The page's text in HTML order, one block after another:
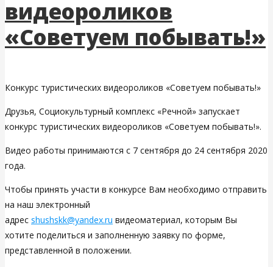
видеороликов
«Советуем побывать!»
Конкурс туристических видеороликов «Советуем побывать!»
Друзья, Социокультурный комплекс «Речной» запускает
конкурс туристических видеороликов «Советуем побывать!».
Видео работы принимаются с 7 сентября до 24 сентября 2020
года.
Чтобы принять участи в конкурсе Вам необходимо отправить
на наш электронный
адрес shushskk@yandex.ru видеоматериал, которым Вы
хотите поделиться и заполненную заявку по форме,
представленной в положении.